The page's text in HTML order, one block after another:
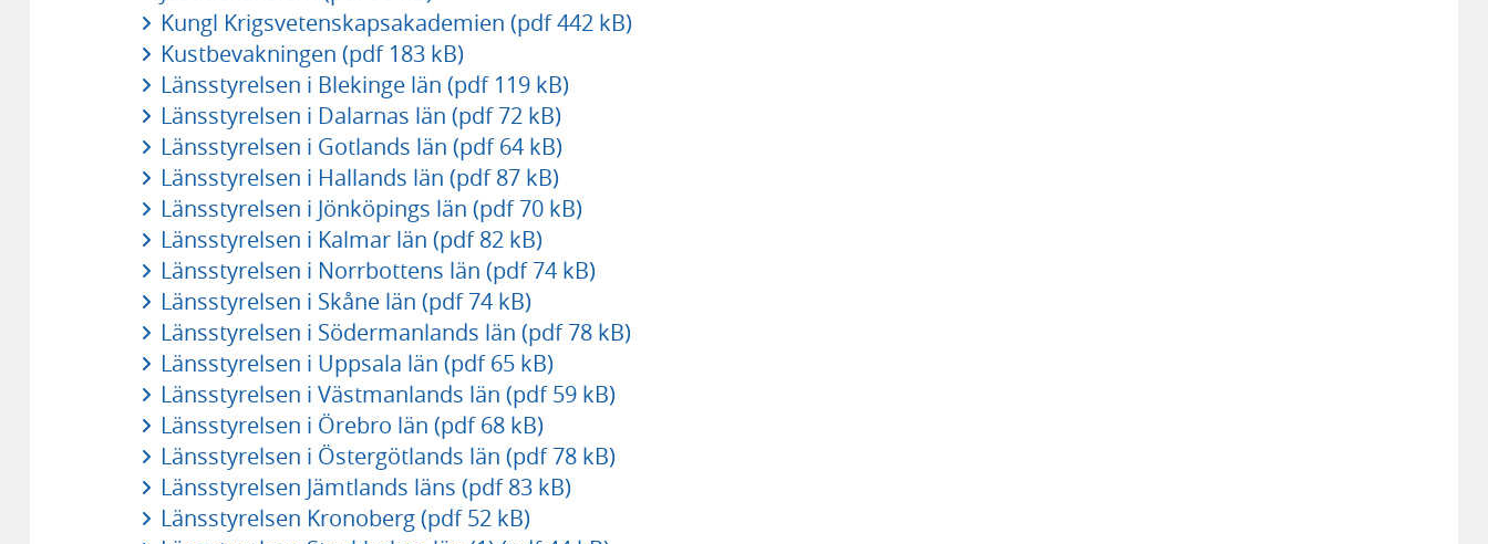
Kungl Krigsvetenskapsakademien (pdf 442 kB)
Kustbevakningen (pdf 183 kB)
Länsstyrelsen i Blekinge län (pdf 119 kB)
Länsstyrelsen i Dalarnas län (pdf 72 kB)
Länsstyrelsen i Gotlands län (pdf 64 kB)
Länsstyrelsen i Hallands län (pdf 87 kB)
Länsstyrelsen i Jönköpings län (pdf 70 kB)
Länsstyrelsen i Kalmar län (pdf 82 kB)
Länsstyrelsen i Norrbottens län (pdf 74 kB)
Länsstyrelsen i Skåne län (pdf 74 kB)
Länsstyrelsen i Södermanlands län (pdf 78 kB)
Länsstyrelsen i Uppsala län (pdf 65 kB)
Länsstyrelsen i Västmanlands län (pdf 59 kB)
Länsstyrelsen i Örebro län (pdf 68 kB)
Länsstyrelsen i Östergötlands län (pdf 78 kB)
Länsstyrelsen Jämtlands läns (pdf 83 kB)
Länsstyrelsen Kronoberg (pdf 52 kB)